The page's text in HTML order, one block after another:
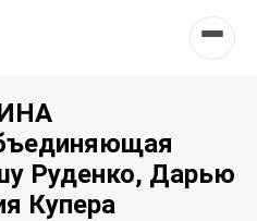
Руденко, Дарью
Купера